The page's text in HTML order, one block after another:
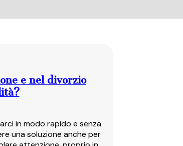
e nel divorzio
in modo rapido e senza
una soluzione anche per